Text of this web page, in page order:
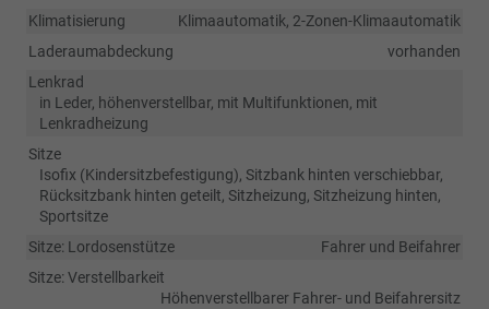
Klimatisierung
Klimaautomatik, 2-Zonen-Klimaautomatik
Laderaumabdeckung
vorhanden
Lenkrad
in Leder, höhenverstellbar, mit Multifunktionen, mit
Lenkradheizung
Sitze
Isofix (Kindersitzbefestigung), Sitzbank hinten verschiebbar,
Rücksitzbank hinten geteilt, Sitzheizung, Sitzheizung hinten,
Sportsitze
Sitze: Lordosenstütze
Fahrer und Beifahrer
Sitze: Verstellbarkeit
Höhenverstellbarer Fahrer- und Beifahrersitz